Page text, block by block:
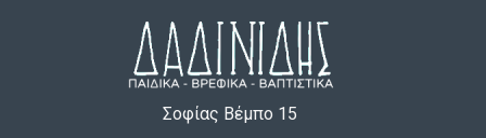
Σοφίας Βέμπο 15